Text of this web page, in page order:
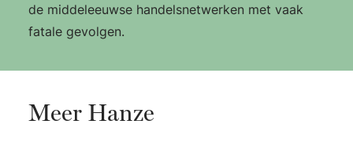
de middeleeuwse handelsnetwerken met vaak
fatale gevolgen.
Meer Hanze